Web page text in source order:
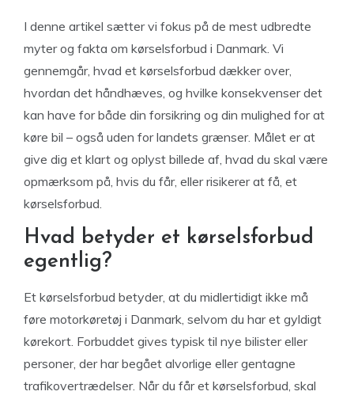
I denne artikel sætter vi fokus på de mest udbredte
myter og fakta om kørselsforbud i Danmark. Vi
gennemgår, hvad et kørselsforbud dækker over,
hvordan det håndhæves, og hvilke konsekvenser det
kan have for både din forsikring og din mulighed for at
køre bil – også uden for landets grænser. Målet er at
give dig et klart og oplyst billede af, hvad du skal være
opmærksom på, hvis du får, eller risikerer at få, et
kørselsforbud.
Hvad betyder et kørselsforbud
egentlig?
Et kørselsforbud betyder, at du midlertidigt ikke må
føre motorkøretøj i Danmark, selvom du har et gyldigt
kørekort. Forbuddet gives typisk til nye bilister eller
personer, der har begået alvorlige eller gentagne
trafikovertrædelser. Når du får et kørselsforbud, skal